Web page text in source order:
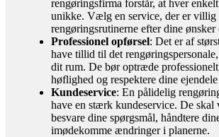
rengøringsfirma forstår, at hver
unikke. Vælg en service, der er villig
rengøringsrutinerne efter dine ønsker
Professionel opførsel: Det er af
have tillid til det
dit rum. De bør optræde
høflighed og respektere dine
Kundeservice: En pålidelig
have en stærk kundeservice. De
besvare dine spørgsmål, håndtere
imødekomme ændringer i planerne.